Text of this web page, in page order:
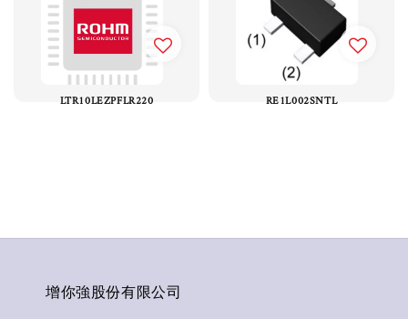
LTR10LEZPFLR220 RE1L002SNTL
增你強股份有限公司